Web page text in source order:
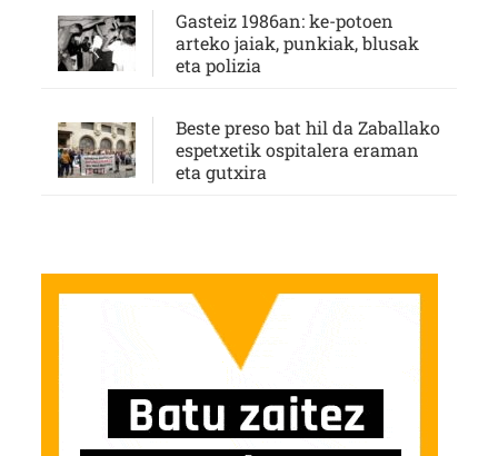
Gasteiz 1986an: ke-potoen
arteko jaiak, punkiak, blusak
eta polizia
Beste preso bat hil da Zaballako
espetxetik ospitalera eraman
eta gutxira